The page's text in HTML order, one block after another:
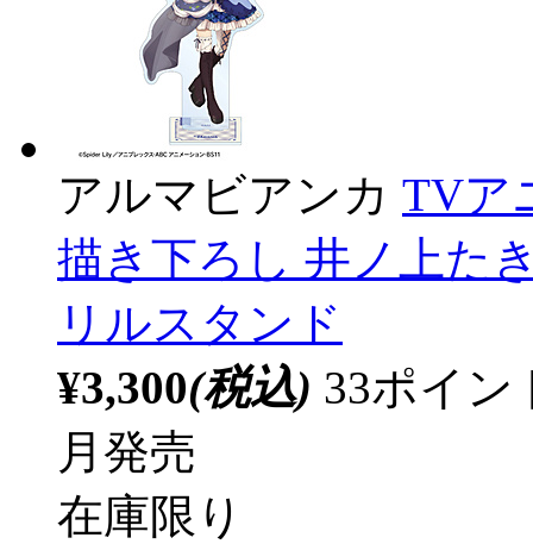
アルマビアンカ TVア
描き下ろし 井ノ上た
リルスタンド
¥3,300(税込) 33ポイ
月発売
在庫限り